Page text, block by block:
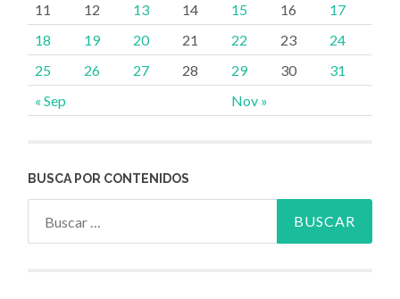
« Sep Nov »
11
12 13 14 15 16
17
18
19 20 21 22 23
24
25
26 27 28 29 30 31
BUSCA POR CONTENIDOS